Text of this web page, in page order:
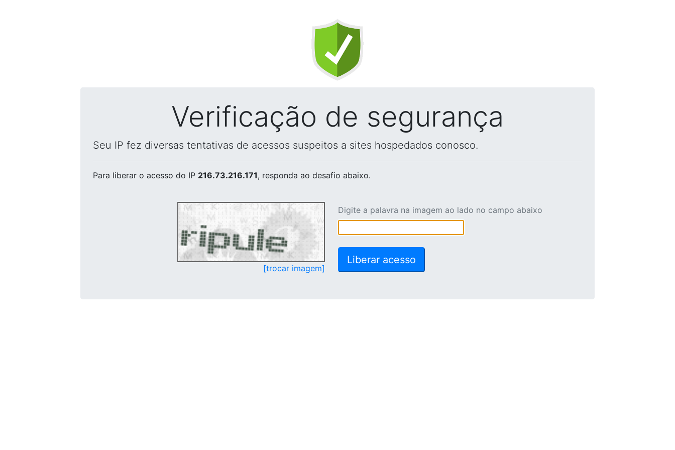
Verificação de segurança
Seu IP fez diversas tentativas de acessos suspeitos a sites hospedados conosco.
Para liberar o acesso do IP 216.73.216.171, responda ao desafio abaixo.
[trocar imagem]
Digite a palavra na imagem ao lado no campo abaixo